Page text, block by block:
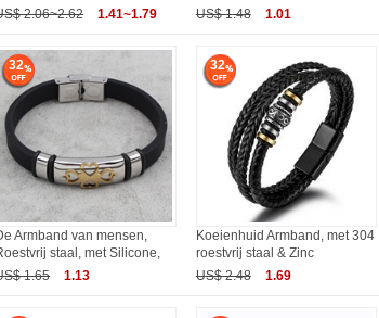
2.06~2.62
1.41~1.79
US$ 1.48
1.01
32
Armband van mensen,
staal, met Silicone,
1.65
1.13
32
Koeienhuid Armband, met 304
roestvrij staal & Zinc
US$ 2.48
1.69